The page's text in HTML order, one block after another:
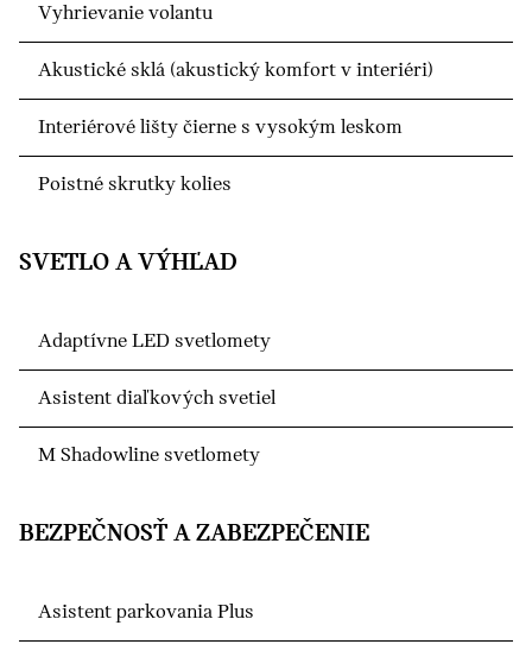
Vyhrievanie volantu
Akustické sklá (akustický komfort v interiéri)
Interiérové lišty čierne s vysokým leskom
Poistné skrutky kolies
SVETLO A VÝHĽAD
Adaptívne LED svetlomety
Asistent diaľkových svetiel
M Shadowline svetlomety
BEZPEČNOSŤ A ZABEZPEČENIE
Asistent parkovania Plus